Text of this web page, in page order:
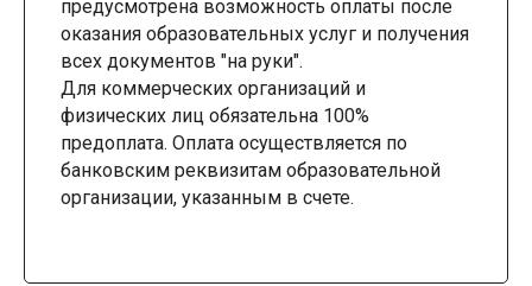
предусмотрена возможность оплаты после
оказания образовательных услуг и получения
всех документов "на руки".
Для коммерческих организаций и
физических лиц обязательна 100%
предоплата. Оплата осуществляется по
банковским реквизитам образовательной
организации, указанным в счете.